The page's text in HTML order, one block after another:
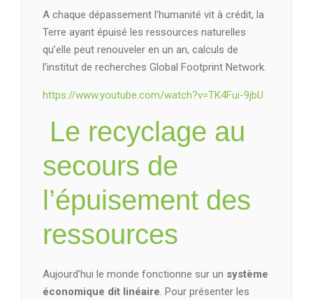
A chaque dépassement l’humanité vit à crédit, la
Terre ayant épuisé les ressources naturelles
qu’elle peut renouveler en un an, calculs de
l’institut de recherches Global Footprint Network.
https://www.youtube.com/watch?v=TK4Fui-9jbU
Le recyclage au
secours de
l’épuisement des
ressources
Aujourd’hui le monde fonctionne sur un système
économique dit linéaire. Pour présenter les